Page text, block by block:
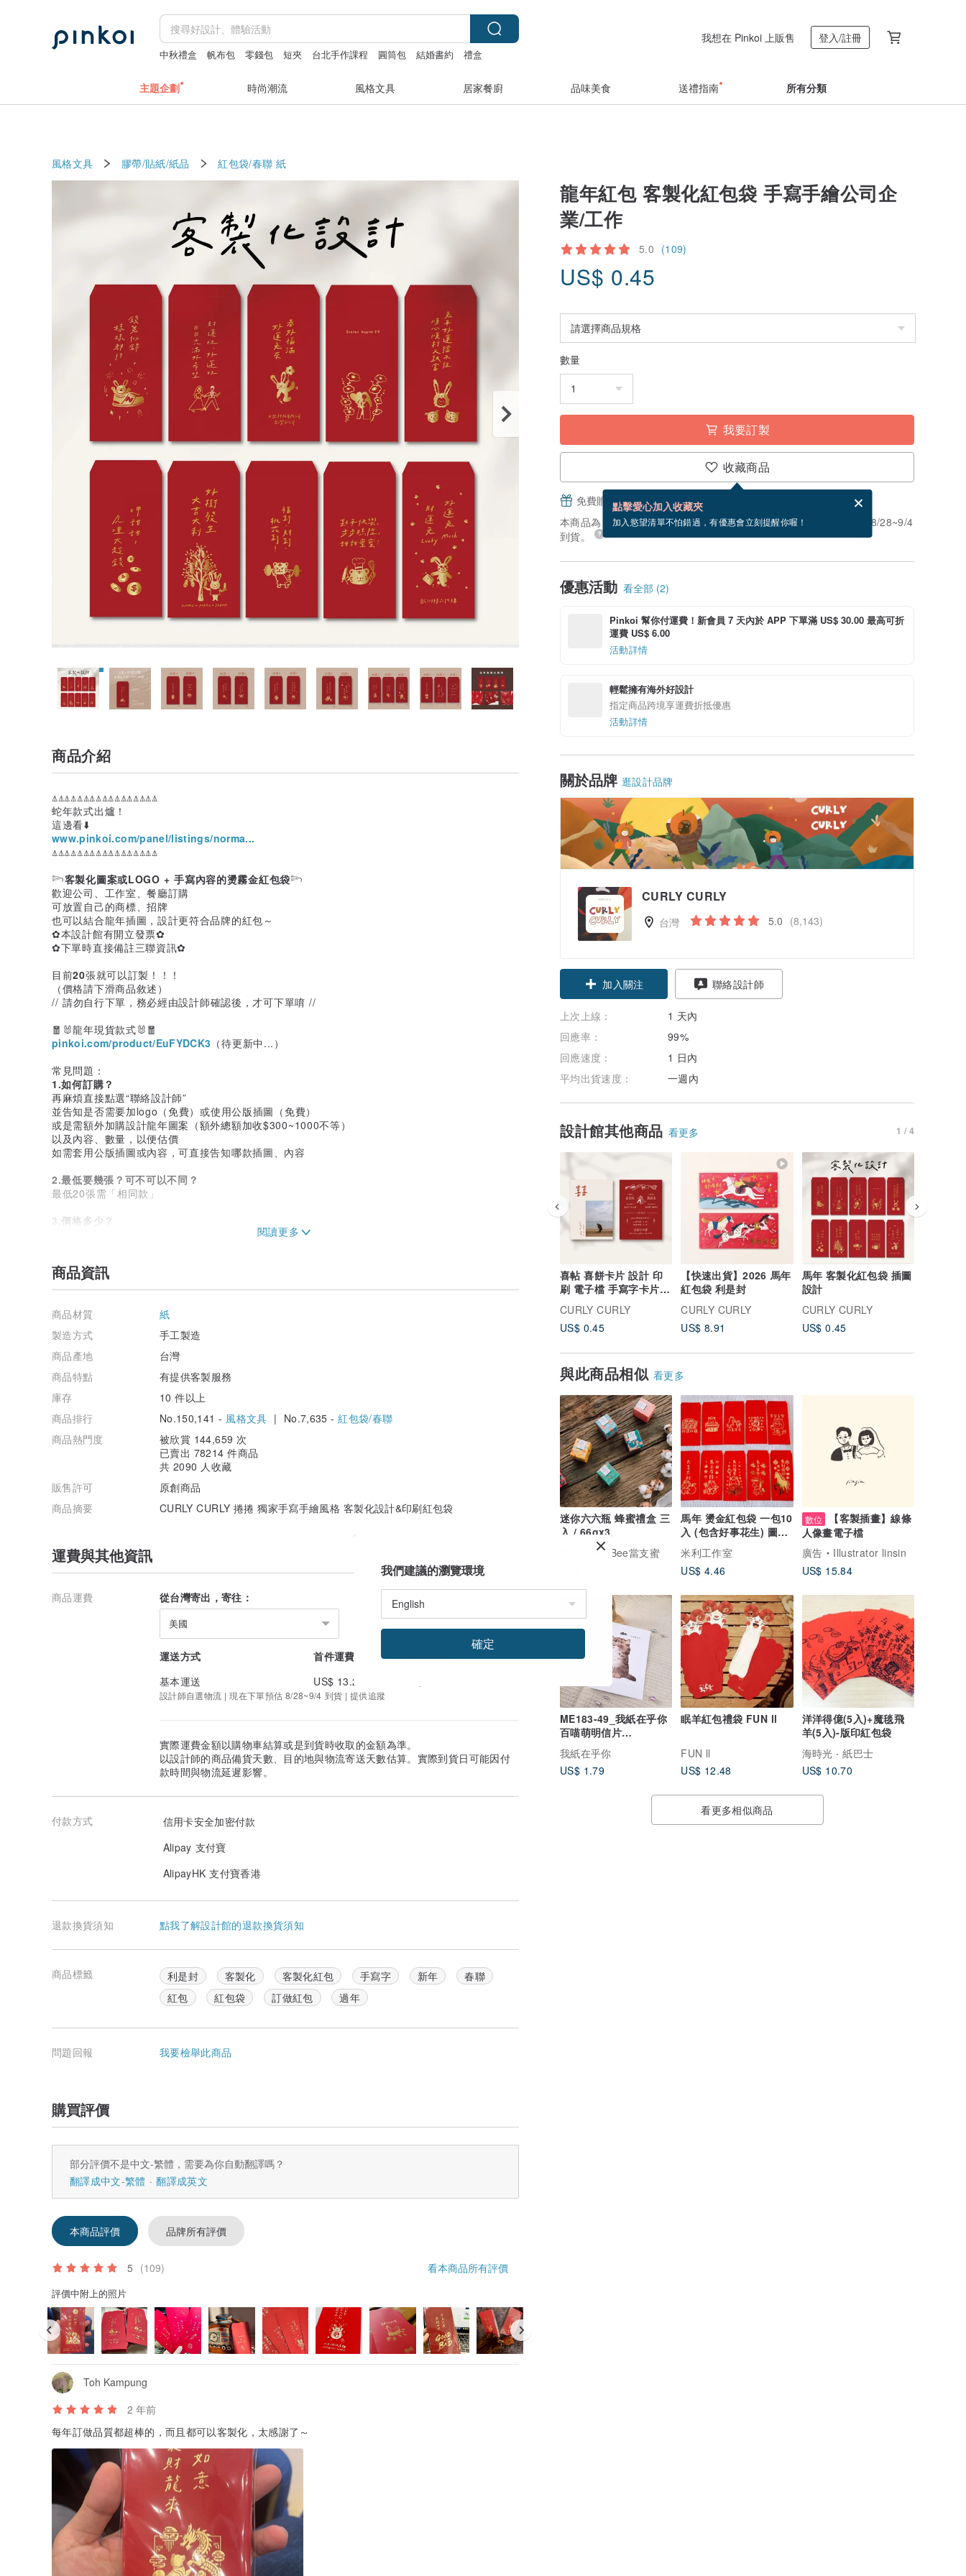
中秋禮盒 帆布包 零錢包 短夾 台北手作課程 圓筒包 結婚書約 禮盒
我想在 Pinkoi 上販售 登入/註冊
主題企劃 時尚潮流 風格文具 居家餐廚 品味美食 送禮指南 所有分類
風格文具 膠帶/貼紙/紙品 紅包袋/春聯 紙
龍年紅包 客製化紅包袋 手寫手繪公司企
業/工作
5.0 (109)
US$ 0.45
數量
我要訂製
收藏商品
點擊愛心加入收藏夾
加入慾望清單不怕錯過，有優惠會立刻提醒你喔！
免費贈送電子賀卡，結帳完成後填寫
本商品為「接單訂製」。付款後需 14 個工作天製作。現在下單預估 8/28~9/4
到貨。
優惠活動 看全部 (2)
Pinkoi 幫你付運費！新會員 7 天內於 APP 下單滿 US$ 30.00 最高可折
運費 US$ 6.00
活動詳情
輕鬆擁有海外好設計
指定商品跨境享運費折抵優惠
活動詳情
關於品牌 逛設計品牌
CURLY CURLY
台灣 5.0 (8,143)
加入關注 聯絡設計師
上次上線：
1 天內
回應率：
99%
回應速度：
1 日內
平均出貨速度：
一週內
設計館其他商品 看更多 1 / 4
喜帖 喜餅卡片 設計 印
刷 電子檔 手寫字卡片
婚卡 禮盒小卡
CURLY CURLY
US$ 0.45
【快速出貨】2026 馬年
紅包袋 利是封
CURLY CURLY
US$ 8.91
馬年 客製化紅包袋 插圖
設計
CURLY CURLY
US$ 0.45
與此商品相似 看更多
迷你六六瓶 蜂蜜禮盒 三
入 / 66gx3
BnnBee當支蜜
馬年 燙金紅包袋 一包10
入 (包含好事花生) 圖案
每張不同
米利工作室
US$ 4.46
數位
【客製插畫】線條
人像畫電子檔
廣告
Illustrator linsin
US$ 15.84
ME183-49_我紙在乎你
百喵萌明信片
_postcard
我紙在乎你
US$ 1.79
眠羊紅包禮袋 FUN ll
FUN ll
US$ 12.48
洋洋得億(5入)+魔毯飛
羊(5入)-版印紅包袋
海時光 ‧ 紙巴士
US$ 10.70
看更多相似商品
商品介紹
⍋⍋⍋⍋⍋⍋⍋⍋⍋⍋⍋⍋⍋⍋⍋⍋⍋
蛇年款式出爐！
這邊看⬇️
www.pinkoi.com/panel/listings/norma...
⍋⍋⍋⍋⍋⍋⍋⍋⍋⍋⍋⍋⍋⍋⍋⍋⍋
𓆸客製化圖案或LOGO + 手寫內容的燙霧金紅包袋𓆸
歡迎公司、工作室、餐廳訂購
可放置自己的商標、招牌
也可以結合龍年插圖，設計更符合品牌的紅包～
✿本設計館有開立發票✿
✿下單時直接備註三聯資訊✿
目前20張就可以訂製！！！
（價格請下滑商品敘述）
// 請勿自行下單，務必經由設計師確認後，才可下單唷 //
🧧🐰龍年現貨款式🐰🧧
pinkoi.com/product/EuFYDCK3 （待更新中...）
常見問題：
1.如何訂購？
再麻煩直接點選“聯絡設計師”
並告知是否需要加logo（免費）或使用公版插圖（免費）
或是需額外加購設計龍年圖案（額外總額加收$300~1000不等）
以及內容、數量，以便估價
如需套用公版插圖或內容，可直接告知哪款插圖、內容
2.最低要幾張？可不可以不同？
最低20張需「相同款」
3.價格多少？
滿版：120平方公分以內的燙金範圍（例如15x7cm)
往下滑有說明圖可參考
4.三款湊300張是參考300張的價格嗎？
不是唷，價格表都是需相同內容
所以應該是看100張的價格x3
✿ 材質 ✿
使用110p萊妮紙材製作
尺寸約9x18cm
顏色為沈穩的暗紅
搭配燙霧金的圖文非常適合！
另外也有更高磅數的紙材
也有珠光的星幻紙、絲絨、全金色、圓頭款
請私訊數量及需求～
✿ 燙金顏色 ✿
往年的評價都非常好～
//另外還有銀金色可選擇，基本上如無指定要更換，皆以
目前一般件為10-15個工作天（目前年前收到，須加購急件！）
加急五個工作天寄出 需額外加購
“透明袋＋包裝” $3.5 /包
( 500包以上 $2.8/包 ）
設計費用為 總額“額外”加收 $300~1000 不等
稿件發出後，可以微調20%一次、10%一次、排版位置調整一次
建議有任何需求，先提前告知
龍年款：
1. 新的一年，好運龍伴你左右。
2. 龍年行大運，日日都好運。
3. 福氣旺旺來，好運龍總來
6. 福到、財到、龍年好運到。
7. 天天龍騰虎躍，日日陽光普照。
10. 祝你龍年，錢包大又澎，走路都有風。
11. 新的一年，好運龍伴哩左右 ！
12. 龍來運轉，願有巨款。
13. 龍年福星高照，好運到！
14. 春好福滿，好運龍有春。
15. 健康如龍，和樂龍龍。
萬年通用款：
2.HAPPY NEW YEAR
3.財運旺，好運旺，日日充滿好希望！
5.吃好、睡好，天真爛熳無煩惱！
7.新的一年好運到，健康幸福都來到！
8.天天順心好運到，生命時有好預兆！
9.大富大貴大福氣
10.福到、財到、桃花到
11.順心順利，吉祥如意。
12.新的一年，愛你一萬年（愛心）
13.福如東海，苦盡甘來。
14.健康呷百二，天天笑瞇瞇。
15.笑口常開，好運常在。
16.努力過生活，努力往前走
17.吃好、穿暖，平平安安
19.新的一年，請多指教
20.祝你新的一年有美好的篇章，日日陽光普照。
21.日日是好日。
22.新年快樂，天天快樂。
23.大吉大利，青春活力！！
24.順心如意，大吉大利
25.凡事感謝，有你真好！
26.百年好合，白頭諧好。
商品資訊
商品材質
紙
製造方式
手工製造
商品產地
台灣
商品特點
有提供客製服務
庫存
10 件以上
商品排行
No.150,141 - 風格文具 | No.7,635 -紅包袋/春聯
商品熱門度
被欣賞 144,659 次
已賣出 78214 件商品
共 2090 人收藏
販售許可
原創商品
商品摘要
CURLY CURLY 捲捲 獨家手寫手繪風格 客製化設計&印刷紅包袋
運費與其他資訊
商品運費 從台灣寄出，寄往：
美國
運送方式 首件運費
續件加收
基本運送
US$ 13.20
設計師自選物流 | 現在下單預估 8/28~9/4 到貨 | 提供追蹤
實際運費金額以購物車結算或是到貨時收取的金額為準。
以設計師的商品備貨天數、目的地與物流寄送天數估算。實際到貨日可能因付
款時間與物流延遲影響。
付款方式
信用卡安全加密付款
Alipay 支付寶
AlipayHK 支付寶香港
退款換貨須知 點我了解設計館的退款換貨須知
商品標籤 利是封 客製化 客製化紅包 手寫字 新年
春聯
紅包
紅包袋 訂做紅包 過年
問題回報 我要檢舉此商品
購買評價
部分評價不是中文-繁體，需要為你自動翻譯嗎？
翻譯成中文-繁體
翻譯成英文
本商品評價 品牌所有評價
5 (109) 看本商品所有評價
評價中附上的照片
Toh Kampung
2 年前
每年訂做品質都超棒的，而且都可以客製化，太感謝了～
我們建議的瀏覽環境
確定